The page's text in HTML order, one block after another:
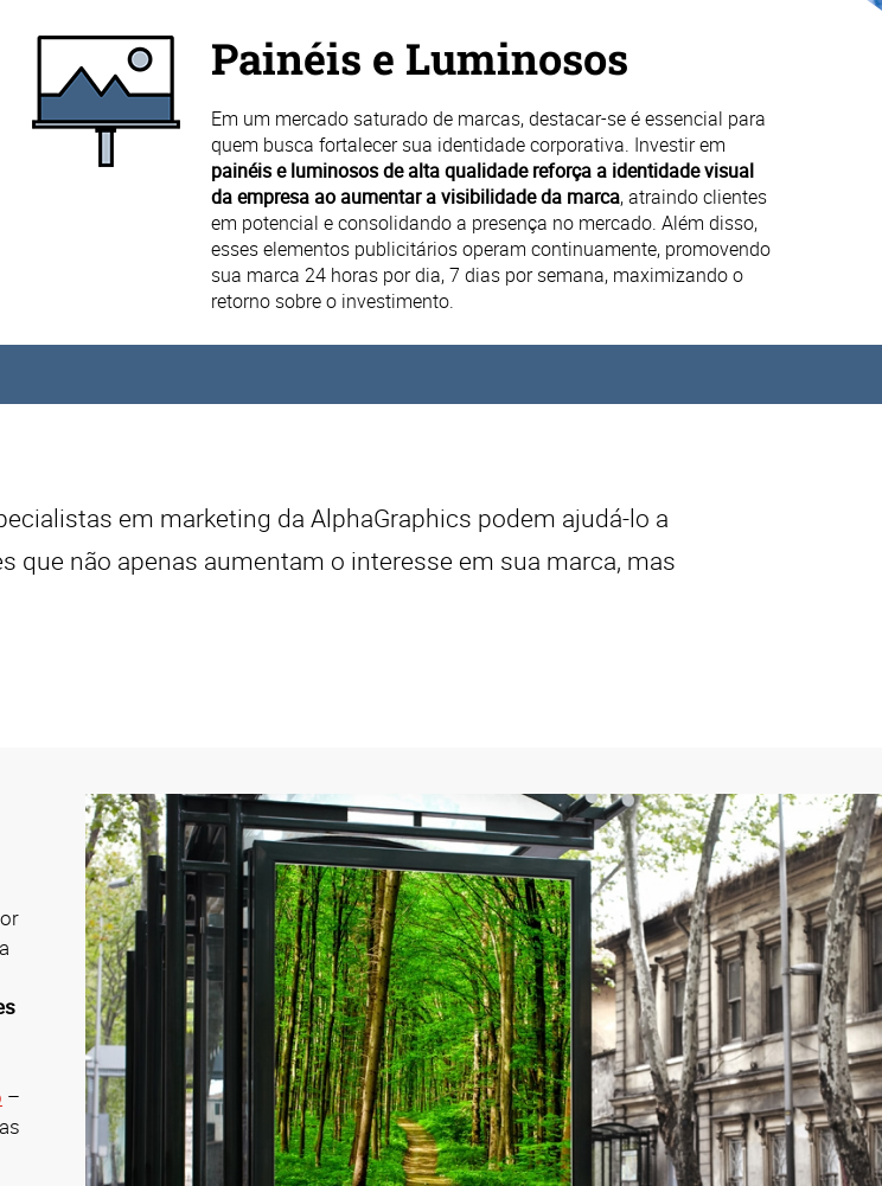
Painéis e Luminosos
Em um mercado saturado de marcas, destacar-se é essencial para
quem busca fortalecer sua identidade corporativa. Investir em
painéis e luminosos de alta qualidade reforça a identidade visual
da empresa ao aumentar a visibilidade da marca, atraindo clientes
em potencial e consolidando a presença no mercado. Além disso,
esses elementos publicitários operam continuamente, promovendo
sua marca 24 horas por dia, 7 dias por semana, maximizando o
retorno sobre o investimento.
em marketing da AlphaGraphics podem ajudá-lo a
que não apenas aumentam o interesse em sua marca, mas
–